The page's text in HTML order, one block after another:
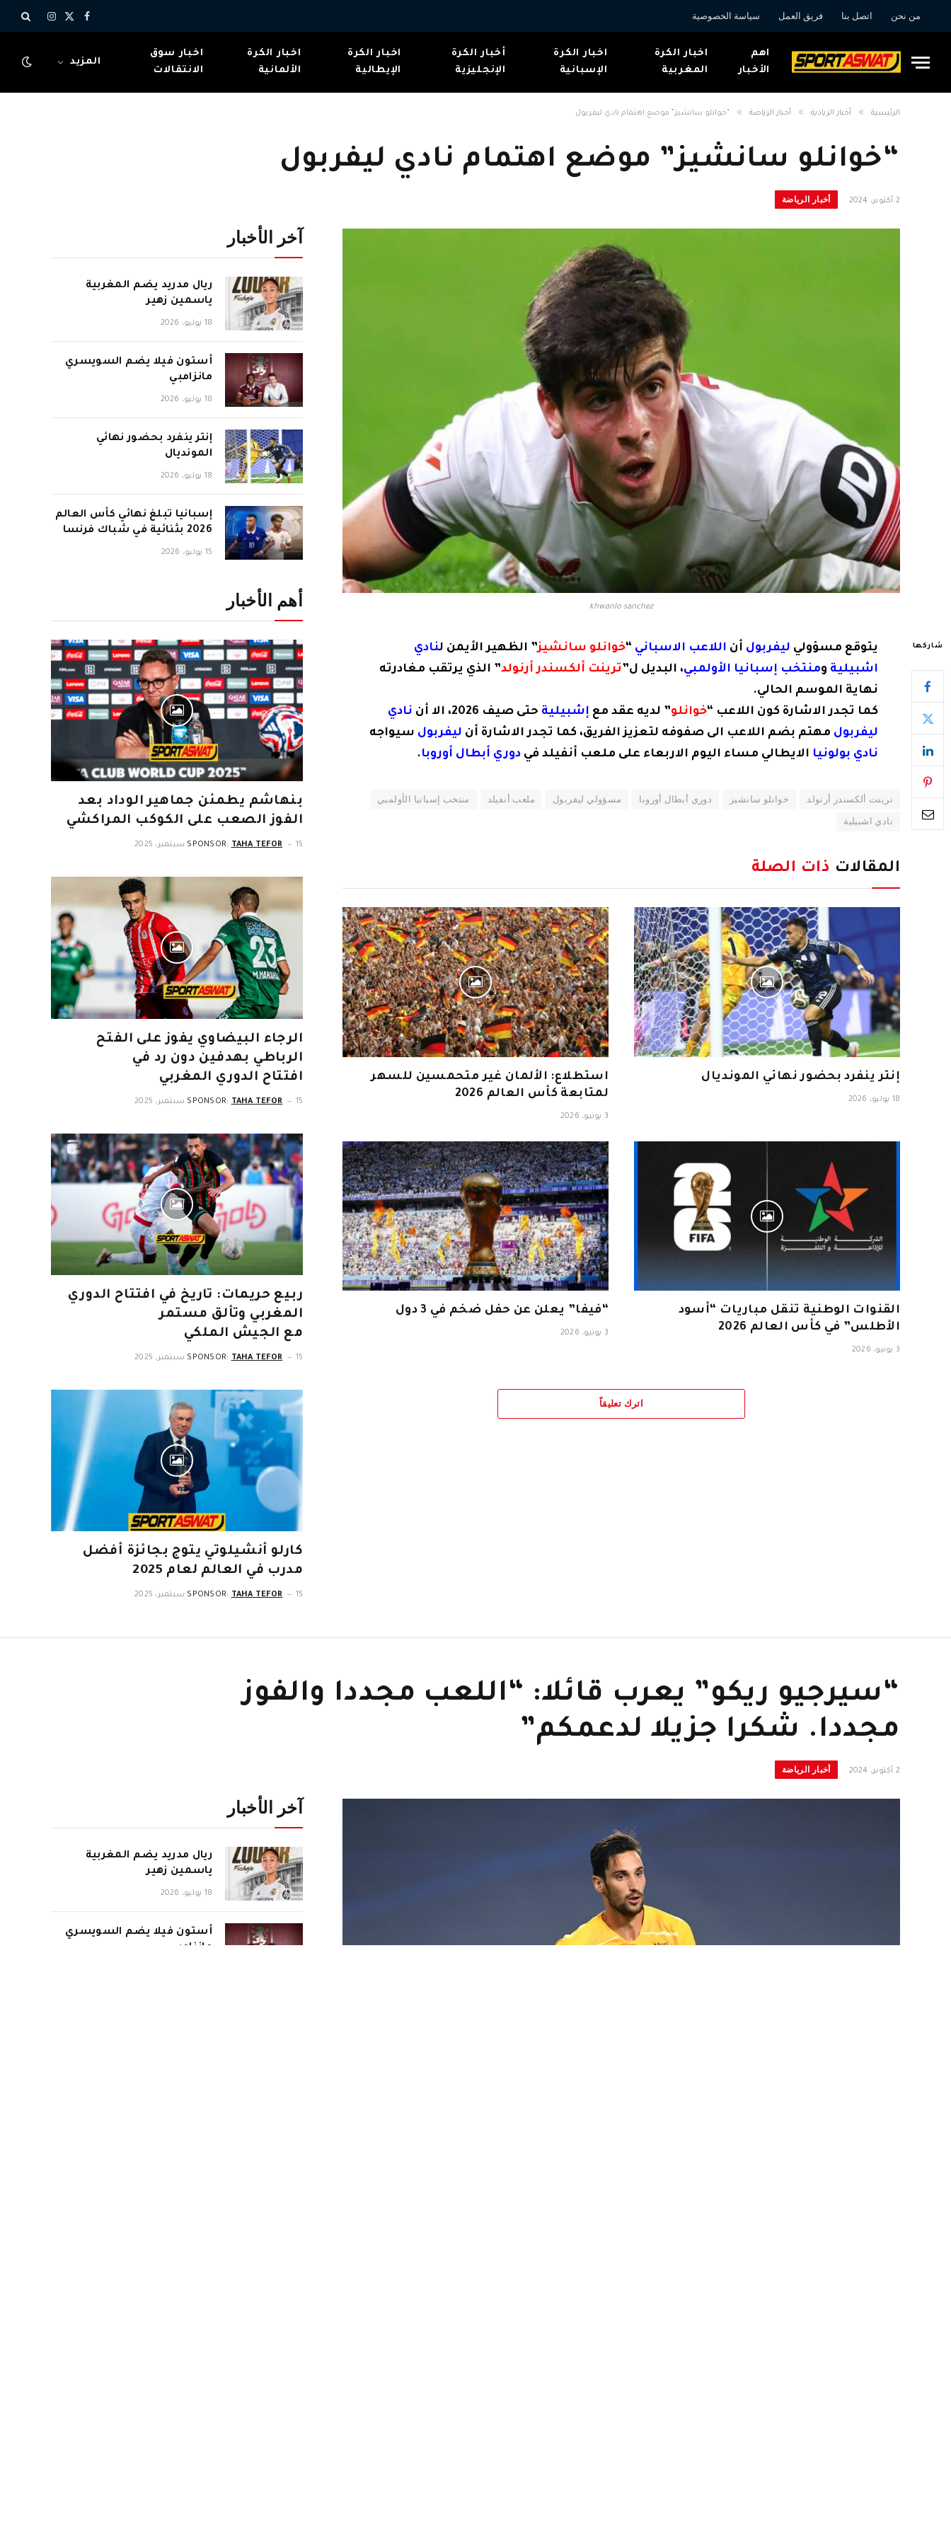
من نحن اتصل بنا فريق العمل سياسة الخصوصية
فيسبوك
X
الانستغرام
اهم
الأخبار
اخبار الكرة
المغربية
اخبار الكرة
الإسبانية
أخبار الكرة
الإنجليزية
اخبار الكرة
الإيطالية
اخبار الكرة
الألمانية
اخبار سوق
الانتقالات
المزيد
الرئيسية » أخبار الريادية » أخبار الرياضة » “خوانلو سانشيز” موضع اهتمام نادي ليفربول
“خوانلو سانشيز” موضع اهتمام نادي ليفربول
2 أكتوبر، 2024 أخبار الرياضة
khwanlo sanchez
شاركها يتوقع مسؤولي ليفربول أن اللاعب الاسباني “خوانلو سانشيز” الظهير الأيمن لنادي
اشبيلية ومنتخب إسبانيا الأولمبي، البديل ل”ترينت ألكسندر أرنولد” الذي يرتقب مغادرته
نهاية الموسم الحالي.
كما تجدر الاشارة كون اللاعب “خوانلو” لديه عقد مع إشبيلية حتى صيف 2026، الا أن
نادي
ليفربول مهتم بضم اللاعب الى صفوفه لتعزيز الفريق، كما تجدر الاشارة أن ليفربول سيواجه
نادي بولونيا الايطالي مساء اليوم الاربعاء على ملعب أنفيلد في دوري أبطال أوروبا.
ترينت ألكسندر أرنولد خوانلو سانشيز دوري أبطال أوروبا مسؤولي ليفربول ملعب أنفيلد منتخب إسبانيا الأولمبي
نادي اشبيلية
المقالات ذات الصلة
إنتر ينفرد بحضور نهائي المونديال
18 يوليو، 2026
استطلاع: الألمان غير متحمسين للسهر
لمتابعة كأس العالم 2026
3 يونيو، 2026
القنوات الوطنية تنقل مباريات “أسود
الأطلس” في كأس العالم 2026
3 يونيو، 2026
“فيفا” يعلن عن حفل ضخم في 3 دول
3 يونيو، 2026
اترك تعليقاً
آخر الأخبار
ريال مدريد يضم المغربية
ياسمين زهير
18 يوليو، 2026
أستون فيلا يضم السويسري
مانزامبي
18 يوليو، 2026
إنتر ينفرد بحضور نهائي
المونديال
18 يوليو، 2026
إسبانيا تبلغ نهائي كأس العالم
2026 بثنائية في شباك فرنسا
15 يوليو، 2026
أهم الأخبار
بنهاشم يطمئن جماهير الوداد بعد
الفوز الصعب على الكوكب المراكشي
SPONSOR: TAHA TEFOR 15 سبتمبر، 2025
الرجاء البيضاوي يفوز على الفتح
الرباطي بهدفين دون رد في
افتتاح الدوري المغربي
SPONSOR: TAHA TEFOR 15 سبتمبر، 2025
ربيع حريمات: تاريخ في افتتاح الدوري
المغربي وتألق مستمر
مع الجيش الملكي
SPONSOR: TAHA TEFOR 15 سبتمبر، 2025
كارلو أنشيلوتي يتوج بجائزة أفضل
مدرب في العالم لعام 2025
SPONSOR: TAHA TEFOR 15 سبتمبر، 2025
“سيرجيو ريكو” يعرب قائلا: “اللعب مجددا والفوز
مجددا. شكرا جزيلا لدعمكم”
2 أكتوبر، 2024 أخبار الرياضة
آخر الأخبار
ريال مدريد يضم المغربية
ياسمين زهير
18 يوليو، 2026
أستون فيلا يضم السويسري
مانزامبي